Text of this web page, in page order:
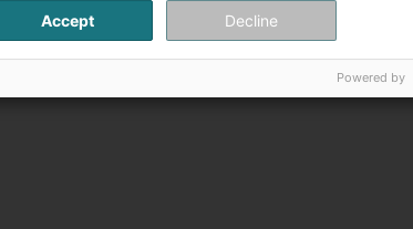
Accept Decline
Powered by